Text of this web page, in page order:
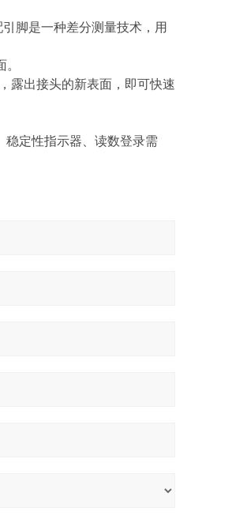
脚是一种差分测量技术，用
露出接头的新表面，即可快速
稳定性指示器、读数登录需